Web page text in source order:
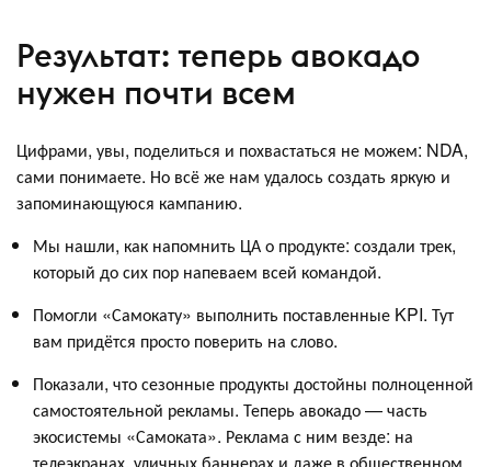
Результат: теперь авокадо
нужен почти всем
Цифрами, увы, поделиться и похвастаться не можем: NDA,
сами понимаете. Но всё же нам удалось создать яркую и
запоминающуюся кампанию.
Мы нашли, как напомнить ЦА о продукте: создали трек,
который до сих пор напеваем всей командой.
Помогли «Самокату» выполнить поставленные KPI. Тут
вам придётся просто поверить на слово.
Показали, что сезонные продукты достойны полноценной
самостоятельной рекламы. Теперь авокадо — часть
экосистемы «Самоката». Реклама с ним везде: на
телеэкранах, уличных баннерах и даже в общественном